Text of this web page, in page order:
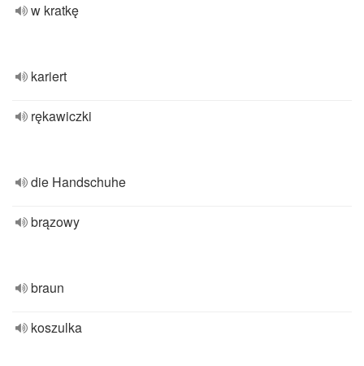
w kratkę
kariert
rękawiczki
die Handschuhe
brązowy
braun
koszulka